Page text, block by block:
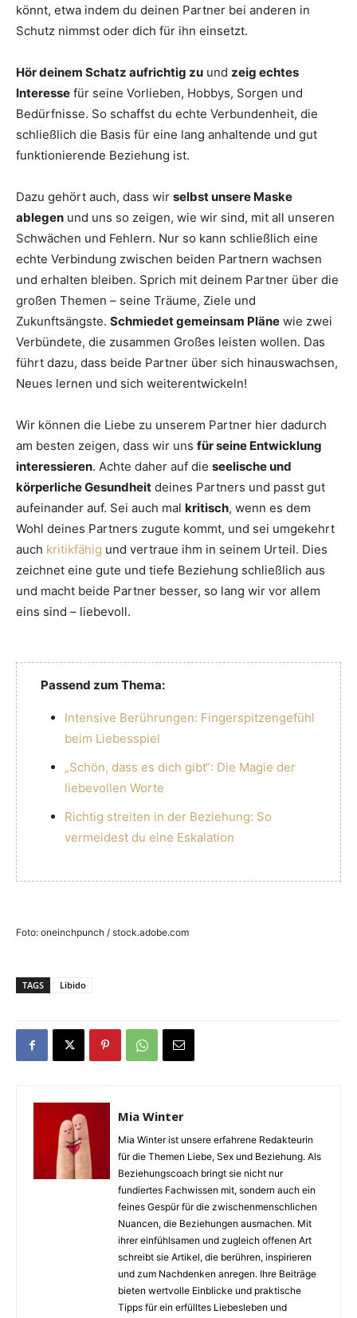
könnt, etwa indem du deinen Partner bei anderen in
Schutz nimmst oder dich für ihn einsetzt.
Hör deinem Schatz aufrichtig zu und zeig echtes
Interesse für seine Vorlieben, Hobbys, Sorgen und
Bedürfnisse. So schaffst du echte Verbundenheit, die
schließlich die Basis für eine lang anhaltende und gut
funktionierende Beziehung ist.
Dazu gehört auch, dass wir selbst unsere Maske
ablegen und uns so zeigen, wie wir sind, mit all unseren
Schwächen und Fehlern. Nur so kann schließlich eine
echte Verbindung zwischen beiden Partnern wachsen
und erhalten bleiben. Sprich mit deinem Partner über die
großen Themen – seine Träume, Ziele und
Zukunftsängste. Schmiedet gemeinsam Pläne wie zwei
Verbündete, die zusammen Großes leisten wollen. Das
führt dazu, dass beide Partner über sich hinauswachsen,
Neues lernen und sich weiterentwickeln!
Wir können die Liebe zu unserem Partner hier dadurch
am besten zeigen, dass wir uns für seine Entwicklung
interessieren. Achte daher auf die seelische und
körperliche Gesundheit deines Partners und passt gut
aufeinander auf. Sei auch mal kritisch, wenn es dem
Wohl deines Partners zugute kommt, und sei umgekehrt
auch kritikfähig und vertraue ihm in seinem Urteil. Dies
zeichnet eine gute und tiefe Beziehung schließlich aus
und macht beide Partner besser, so lang wir vor allem
eins sind – liebevoll.
Passend zum Thema:
Intensive Berührungen: Fingerspitzengefühl
beim Liebesspiel
„Schön, dass es dich gibt“: Die Magie der
liebevollen Worte
Richtig streiten in der Beziehung: So
vermeidest du eine Eskalation
Foto: oneinchpunch / stock.adobe.com
TAGS Libido
Mia Winter
Mia Winter ist unsere erfahrene Redakteurin
für die Themen Liebe, Sex und Beziehung. Als
Beziehungscoach bringt sie nicht nur
fundiertes Fachwissen mit, sondern auch ein
feines Gespür für die zwischenmenschlichen
Nuancen, die Beziehungen ausmachen. Mit
ihrer einfühlsamen und zugleich offenen Art
schreibt sie Artikel, die berühren, inspirieren
und zum Nachdenken anregen. Ihre Beiträge
bieten wertvolle Einblicke und praktische
Tipps für ein erfülltes Liebesleben und